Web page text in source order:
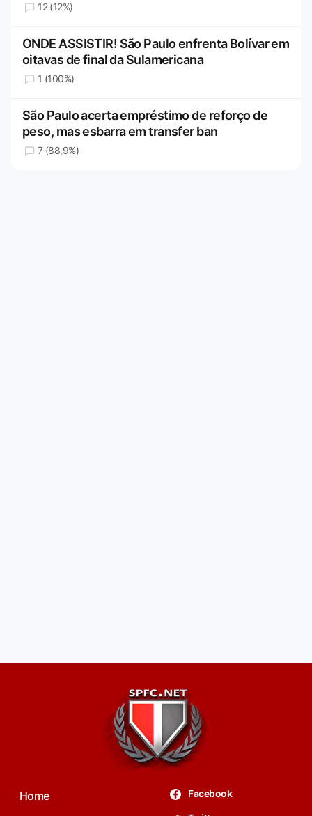
12 (12%)
ONDE ASSISTIR! São Paulo enfrenta Bolívar em
oitavas de final da Sulamericana
1 (100%)
São Paulo acerta empréstimo de reforço de
peso, mas esbarra em transfer ban
7 (88,9%)
Home Facebook